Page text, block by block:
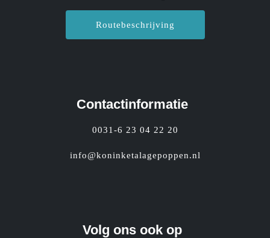
Routebeschrijving
Contactinformatie
0031-6 23 04 22 20
info@koninketalagepoppen.nl
Volg ons ook op